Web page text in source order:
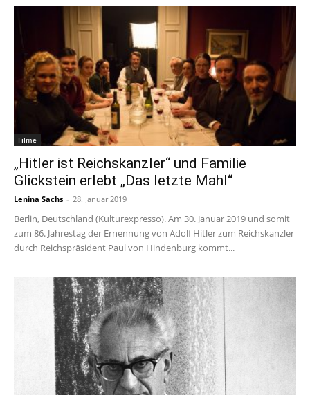
Filme
„Hitler ist Reichskanzler“ und Familie
Glickstein erlebt „Das letzte Mahl“
Lenina Sachs - 28. Januar 2019
Berlin, Deutschland (Kulturexpresso). Am 30. Januar 2019 und somit
zum 86. Jahrestag der Ernennung von Adolf Hitler zum Reichskanzler
durch Reichspräsident Paul von Hindenburg kommt...